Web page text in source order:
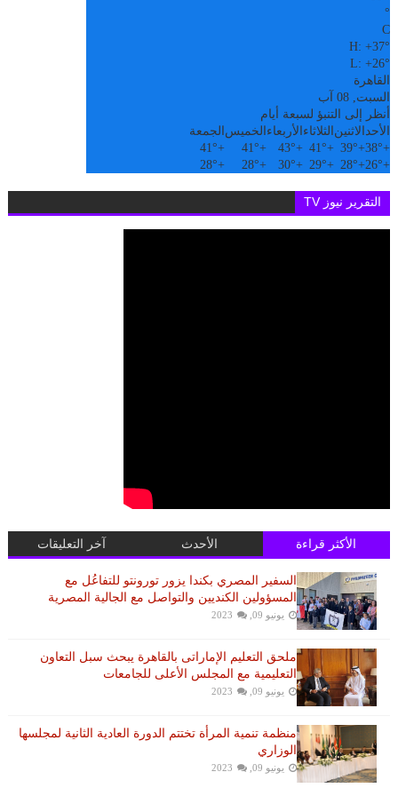
°
C
H:+37°
L:+26°
القاهرة
السبت, 08 آب
أنظر إلى التنبؤ لسبعة أيام
الأحدالاثنين الثلاثاء الأربعاء الخميس الجمعة
+
38°
+
39°
+
41°
+
43°
+
41°
+
41°
+
26°
+
28°
+
29°
+
30°
+
28°
+
28°
التقرير نيوز TV
الأكثر قراءة الأحدث آخر التعليقات
السفير المصري بكندا يزور تورونتو للتفاعُل مع
المسؤولين الكنديين والتواصل مع الجالية المصرية
يونيو 09, 2023
ملحق التعليم الإماراتى بالقاهرة يبحث سبل التعاون
التعليمية مع المجلس الأعلى للجامعات
يونيو 09, 2023
منظمة تنمية المرأة تختتم الدورة العادية الثانية لمجلسها
الوزاري
يونيو 09, 2023